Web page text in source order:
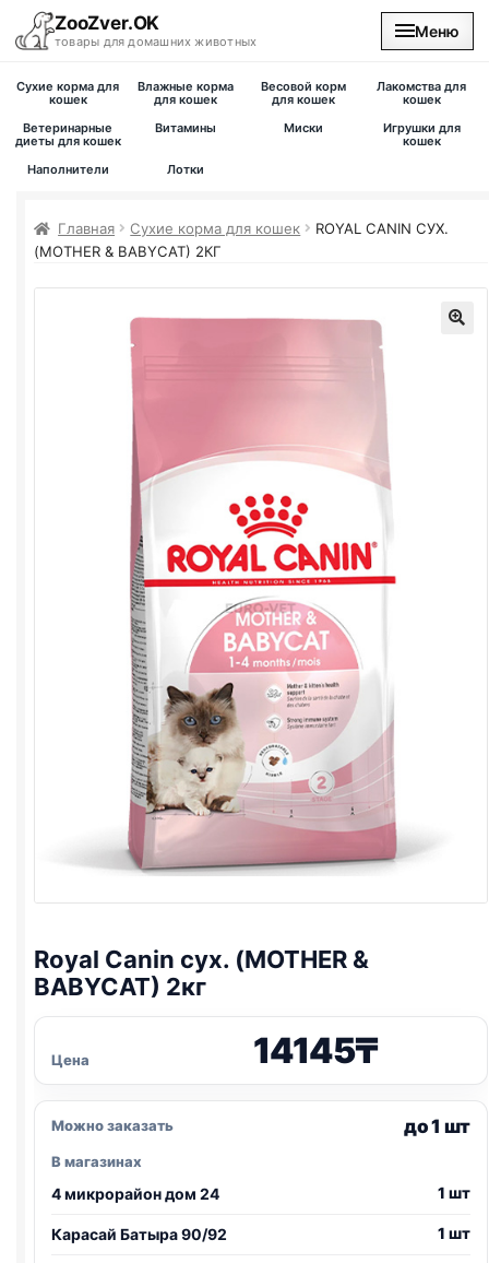
ZooZver.OK
товары для домашних животных
Меню
На главную
Сухие корма для
кошек
Влажные корма
для кошек
Весовой корм
для кошек
Лакомства для
кошек
Ветеринарные
диеты для кошек
Витамины Миски
Игрушки для
кошек
Наполнители
Лотки
Главная Сухие корма для кошек
ROYAL CANIN СУХ.
(MOTHER & BABYCAT) 2КГ
Royal Canin сух. (MOTHER &
BABYCAT) 2кг
Цена 14145₸
Можно заказать до 1 шт
В магазинах
4 микрорайон дом 24 1 шт
Карасай Батыра 90/92 1 шт